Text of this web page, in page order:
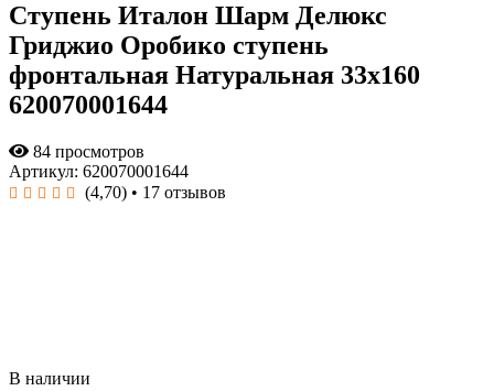
Ступень Италон Шарм Делюкс
Гриджио Оробико ступень
фронтальная Натуральная 33x160
620070001644
84 просмотров
Артикул: 620070001644
(4,70) • 17 отзывов
В наличии